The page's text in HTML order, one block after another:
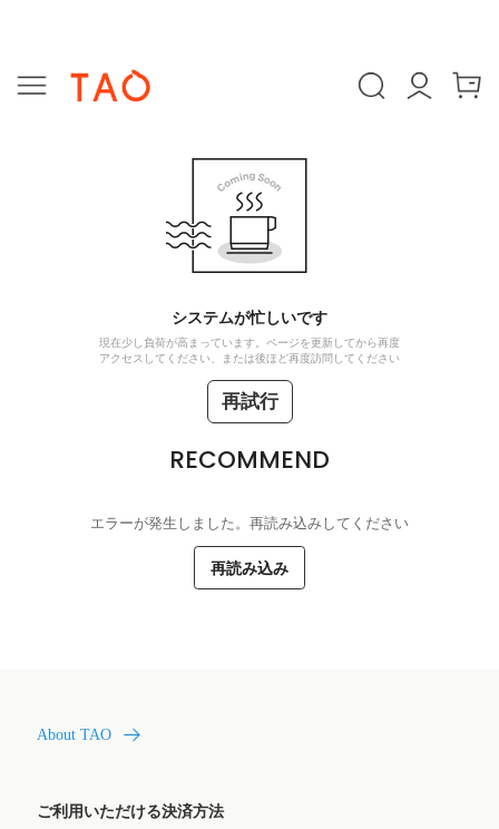
システムが忙しいです
現在少し負荷が高まっています。ページを更新してから再度
アクセスしてください、または後ほど再度訪問してください
再試行
RECOMMEND
エラーが発生しました。再読み込みしてください
再読み込み
About TAO
ご利用いただける決済方法